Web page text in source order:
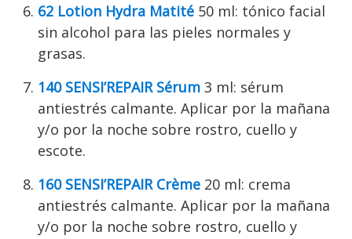
62 Lotion Hydra Matité 50 ml: tónico facial
sin alcohol para las pieles normales y
grasas.
140 SENSI’REPAIR Sérum 3 ml: sérum
antiestrés calmante. Aplicar por la mañana
y/o por la noche sobre rostro, cuello y
escote.
160 SENSI’REPAIR Crème 20 ml: crema
antiestrés calmante. Aplicar por la mañana
y/o por la noche sobre rostro, cuello y